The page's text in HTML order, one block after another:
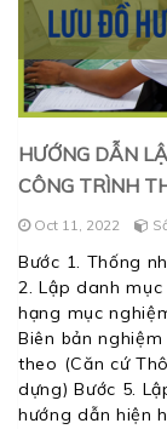
HƯỚNG DẪN
CÔNG TRÌNH
Oct 11, 2022
Bước 1. Thống
2. Lập danh
hạng mục
Biên bản
theo (Căn cứ
dựng) Bước 5.
hướng dẫn hiện